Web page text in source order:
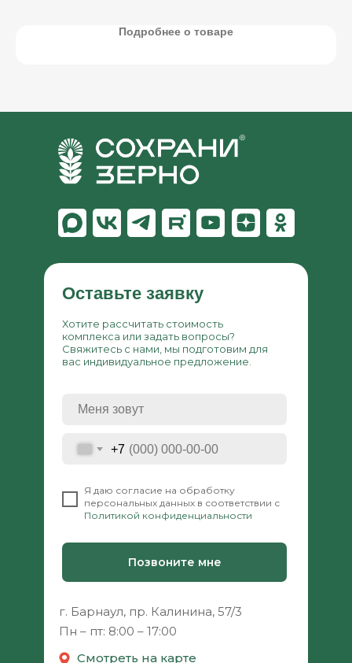
Подробнее о товаре
Хотите рассчитать стоимость
комплекса или задать вопросы?
Свяжитесь с нами, мы подготовим для
вас индивидуальное предложение.
Оставьте заявку
+7
Позвоните мне
Я даю согласие на обработку
персональных данных в соответствии с
Политикой конфиденциальности
г. Барнаул, пр. Калинина, 57/3
Пн – пт: 8:00 – 17:00
Смотреть на карте